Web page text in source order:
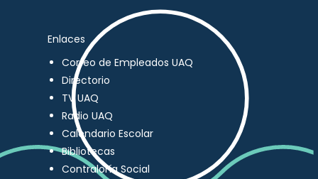
Enlaces
Correo de Empleados UAQ
Directorio
TV UAQ
Radio UAQ
Calendario Escolar
Bibliotecas
Contraloría Social